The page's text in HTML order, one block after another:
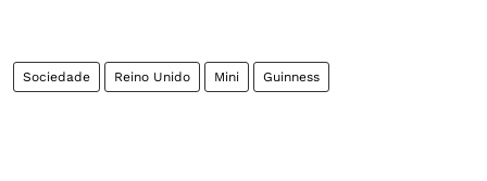
Sociedade Reino Unido Mini Guinness